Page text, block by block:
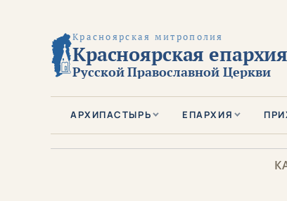
Красноярская митрополия
Красноярская епархия
Русской Православной Церкви
АРХИПАСТЫРЬ ЕПАРХИЯ